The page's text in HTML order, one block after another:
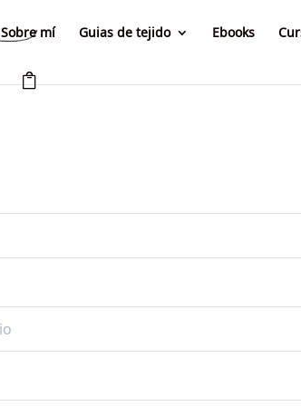
Sobre mí Guias de tejido Ebooks